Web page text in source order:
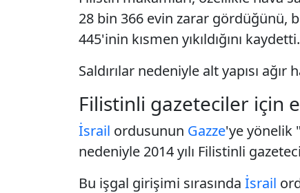
28 bin 366 evin zarar gördüğünü,
445'inin kısmen yıkıldığını kaydetti.
Saldırılar nedeniyle alt yapısı ağır
Filistinli gazeteciler için
İsrail ordusunun Gazze'ye yönelik
nedeniyle 2014 yılı Filistinli
Bu işgal girişimi sırasında İsrail